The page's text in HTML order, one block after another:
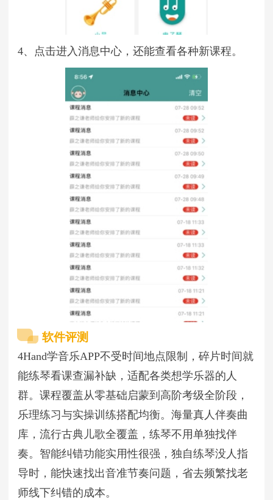
4、点击进入消息中心，还能查看各种新课程。
软件评测
4Hand学音乐APP不受时间地点限制，碎片时间就
能练琴看课查漏补缺，适配各类想学乐器的人
群。课程覆盖从零基础启蒙到高阶考级全阶段，
乐理练习与实操训练搭配均衡。海量真人伴奏曲
库，流行古典儿歌全覆盖，练琴不用单独找伴
奏。智能纠错功能实用性很强，独自练琴没人指
导时，能快速找出音准节奏问题，省去频繁找老
师线下纠错的成本。